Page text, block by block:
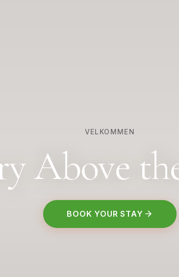
VELKOMMEN
Above
BOOK YOUR STAY